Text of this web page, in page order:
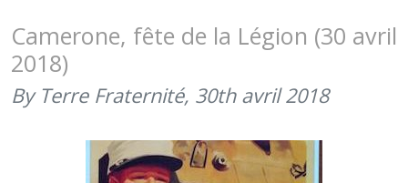
DE
LA
Camerone, fête de la Légion (30 avril
2018)
By Terre Fraternité, 30th avril 2018